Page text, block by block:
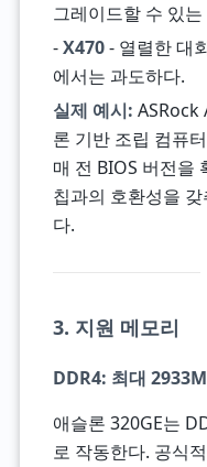
그레이드할 수 있
-X470- 열렬한 대
에서는 과도하다.
실제 예시: ASRock
론 기반 조립 컴퓨
매 전 BIOS 버전을
칩과의 호환성을
다.
3. 지원 메모리
DDR4: 최대
애슬론 320GE는
로 작동한다. 공식